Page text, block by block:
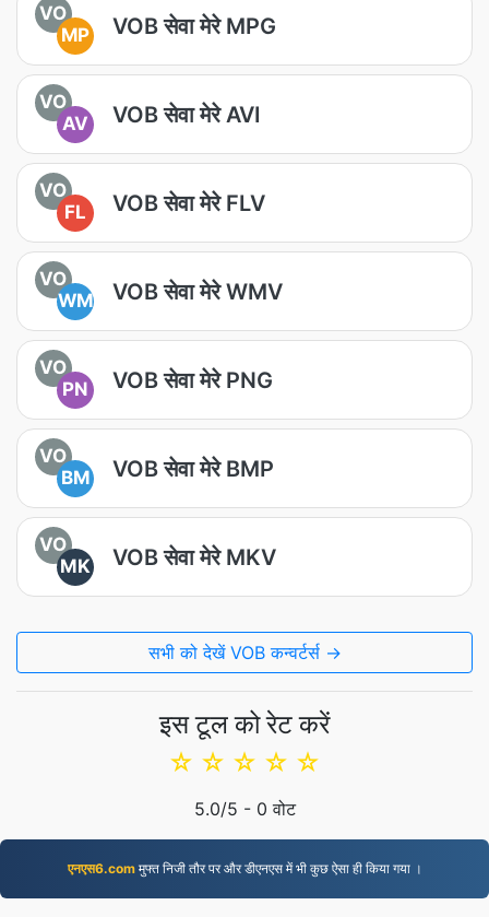
VO
MP
VOB सेवा मेरे MPG
VO
AV
VOB सेवा मेरे AVI
VO
FL
VOB सेवा मेरे FLV
VO
WM
VOB सेवा मेरे WMV
VO
PN
VOB सेवा मेरे PNG
VO
BM
VOB सेवा मेरे BMP
VO
MK
VOB सेवा मेरे MKV
सभी को देखें VOB कन्वर्टर्स →
इस टूल को रेट करें
☆
☆
☆
☆
☆
5.0/5 - 0 वोट
एनएस6.comमुफ्त निजी तौर पर और डीएनएस में भी कुछ ऐसा ही किया गया ।